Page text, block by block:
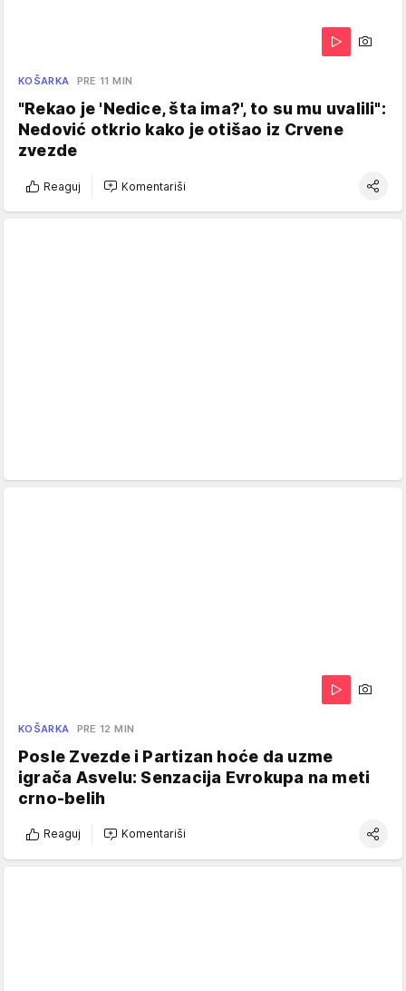
KOŠARKA PRE 11 MIN
"Rekao je 'Nedice, šta ima?', to su mu uvalili":
Nedović otkrio kako je otišao iz Crvene
zvezde
Reaguj Komentariši
KOŠARKA PRE 12 MIN
Posle Zvezde i Partizan hoće da uzme
igrača Asvelu: Senzacija Evrokupa na meti
crno-belih
Reaguj Komentariši